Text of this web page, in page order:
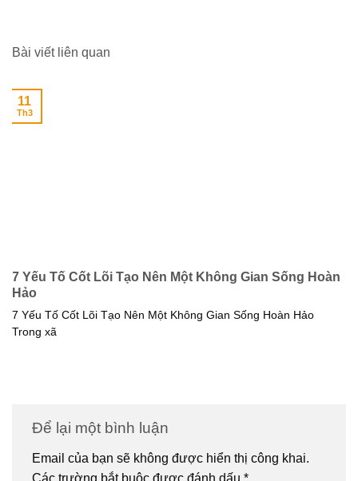
Bài viết liên quan
7 Yếu Tố Cốt Lõi Tạo Nên Một Không Gian Sống Hoàn
Hảo
7 Yếu Tố Cốt Lõi Tạo Nên Một Không Gian Sống Hoàn Hảo
Trong xã
11
Th3
Để lại một bình luận
Email của bạn sẽ không được hiển thị công khai.
Các trường bắt buộc được đánh dấu *